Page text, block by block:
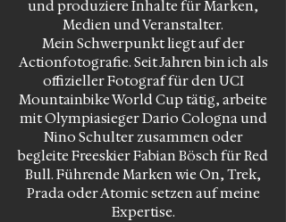
und produziere Inhalte für Marken,
Medien und Veranstalter.
Mein Schwerpunkt liegt auf der
Actionfotografie. Seit Jahren bin ich als
offizieller Fotograf für den UCI
Mountainbike World Cup tätig, arbeite
mit Olympiasieger Dario Cologna und
Nino Schulter zusammen oder
begleite Freeskier Fabian Bösch für Red
Bull. Führende Marken wie On, Trek,
Prada oder Atomic setzen auf meine
Expertise.